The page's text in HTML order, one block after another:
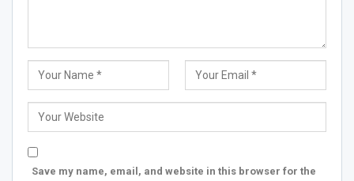
Save my name, email, and website in this browser for the